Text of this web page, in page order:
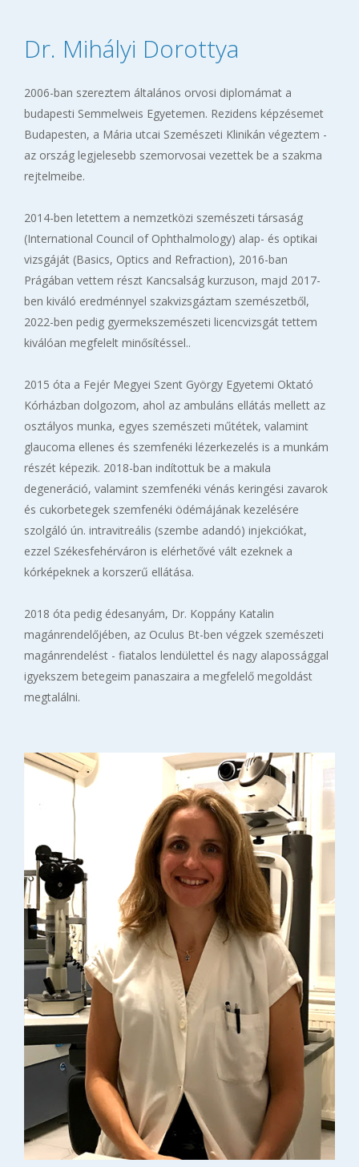
Dr. Mihályi Dorottya
2006-ban szereztem általános orvosi diplomámat a
budapesti Semmelweis Egyetemen. Rezidens képzésemet
Budapesten, a Mária utcai Szemészeti Klinikán végeztem -
az ország legjelesebb szemorvosai vezettek be a szakma
rejtelmeibe.
2014-ben letettem a nemzetközi szemészeti társaság
(International Council of Ophthalmology) alap- és optikai
vizsgáját (Basics, Optics and Refraction), 2016-ban
Prágában vettem részt Kancsalság kurzuson, majd 2017-
ben kiváló eredménnyel szakvizsgáztam szemészetből,
2022-ben pedig gyermekszemészeti licencvizsgát tettem
kiválóan megfelelt minősítéssel..
2015 óta a Fejér Megyei Szent György Egyetemi Oktató
Kórházban dolgozom, ahol az ambuláns ellátás mellett az
osztályos munka, egyes szemészeti műtétek, valamint
glaucoma ellenes és szemfenéki lézerkezelés is a munkám
részét képezik. 2018-ban indítottuk be a makula
degeneráció, valamint szemfenéki vénás keringési zavarok
és cukorbetegek szemfenéki ödémájának kezelésére
szolgáló ún. intravitreális (szembe adandó) injekciókat,
ezzel Székesfehérváron is elérhetővé vált ezeknek a
kórképeknek a korszerű ellátása.
2018 óta pedig édesanyám, Dr. Koppány Katalin
magánrendelőjében, az Oculus Bt-ben végzek szemészeti
magánrendelést - fiatalos lendülettel és nagy alapossággal
igyekszem betegeim panaszaira a megfelelő megoldást
megtalálni.